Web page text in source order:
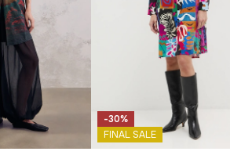
-30%
FINAL SALE